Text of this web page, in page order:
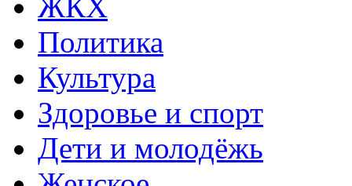
Политика
Культура
Здоровье и спорт
Дети и молодёжь